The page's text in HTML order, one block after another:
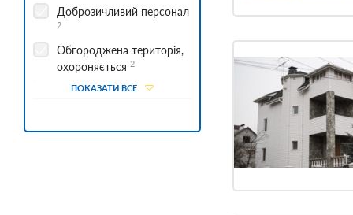
dneprovskaya
mse2_filter_msoption_pansionatyi_dlya_pozhilyix_berdyansk
1
mse2_filter_msoption_reabilitaczionnyie_czentryi_kamenka-
dneprovskaya
mse2_filter_msoption_pansionatyi_dlya_pozhilyix_vasilevka
Доброзичливий персонал
2
Обгороджена територія,
охороняється 2
Пожежна сигналізація
ПОКАЗАТИ ВСЕ